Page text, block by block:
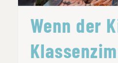
Wenn der